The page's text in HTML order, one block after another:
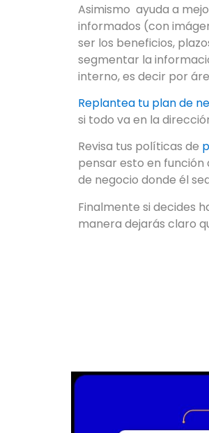
Asimismo ayuda a
informados (con
ser los beneficios,
segmentar la
interno, es decir por
Replantea tu plan de
si todo va en la
Revisa tus políticas de
pensar esto en
de negocio donde él
Finalmente si decides
manera dejarás claro